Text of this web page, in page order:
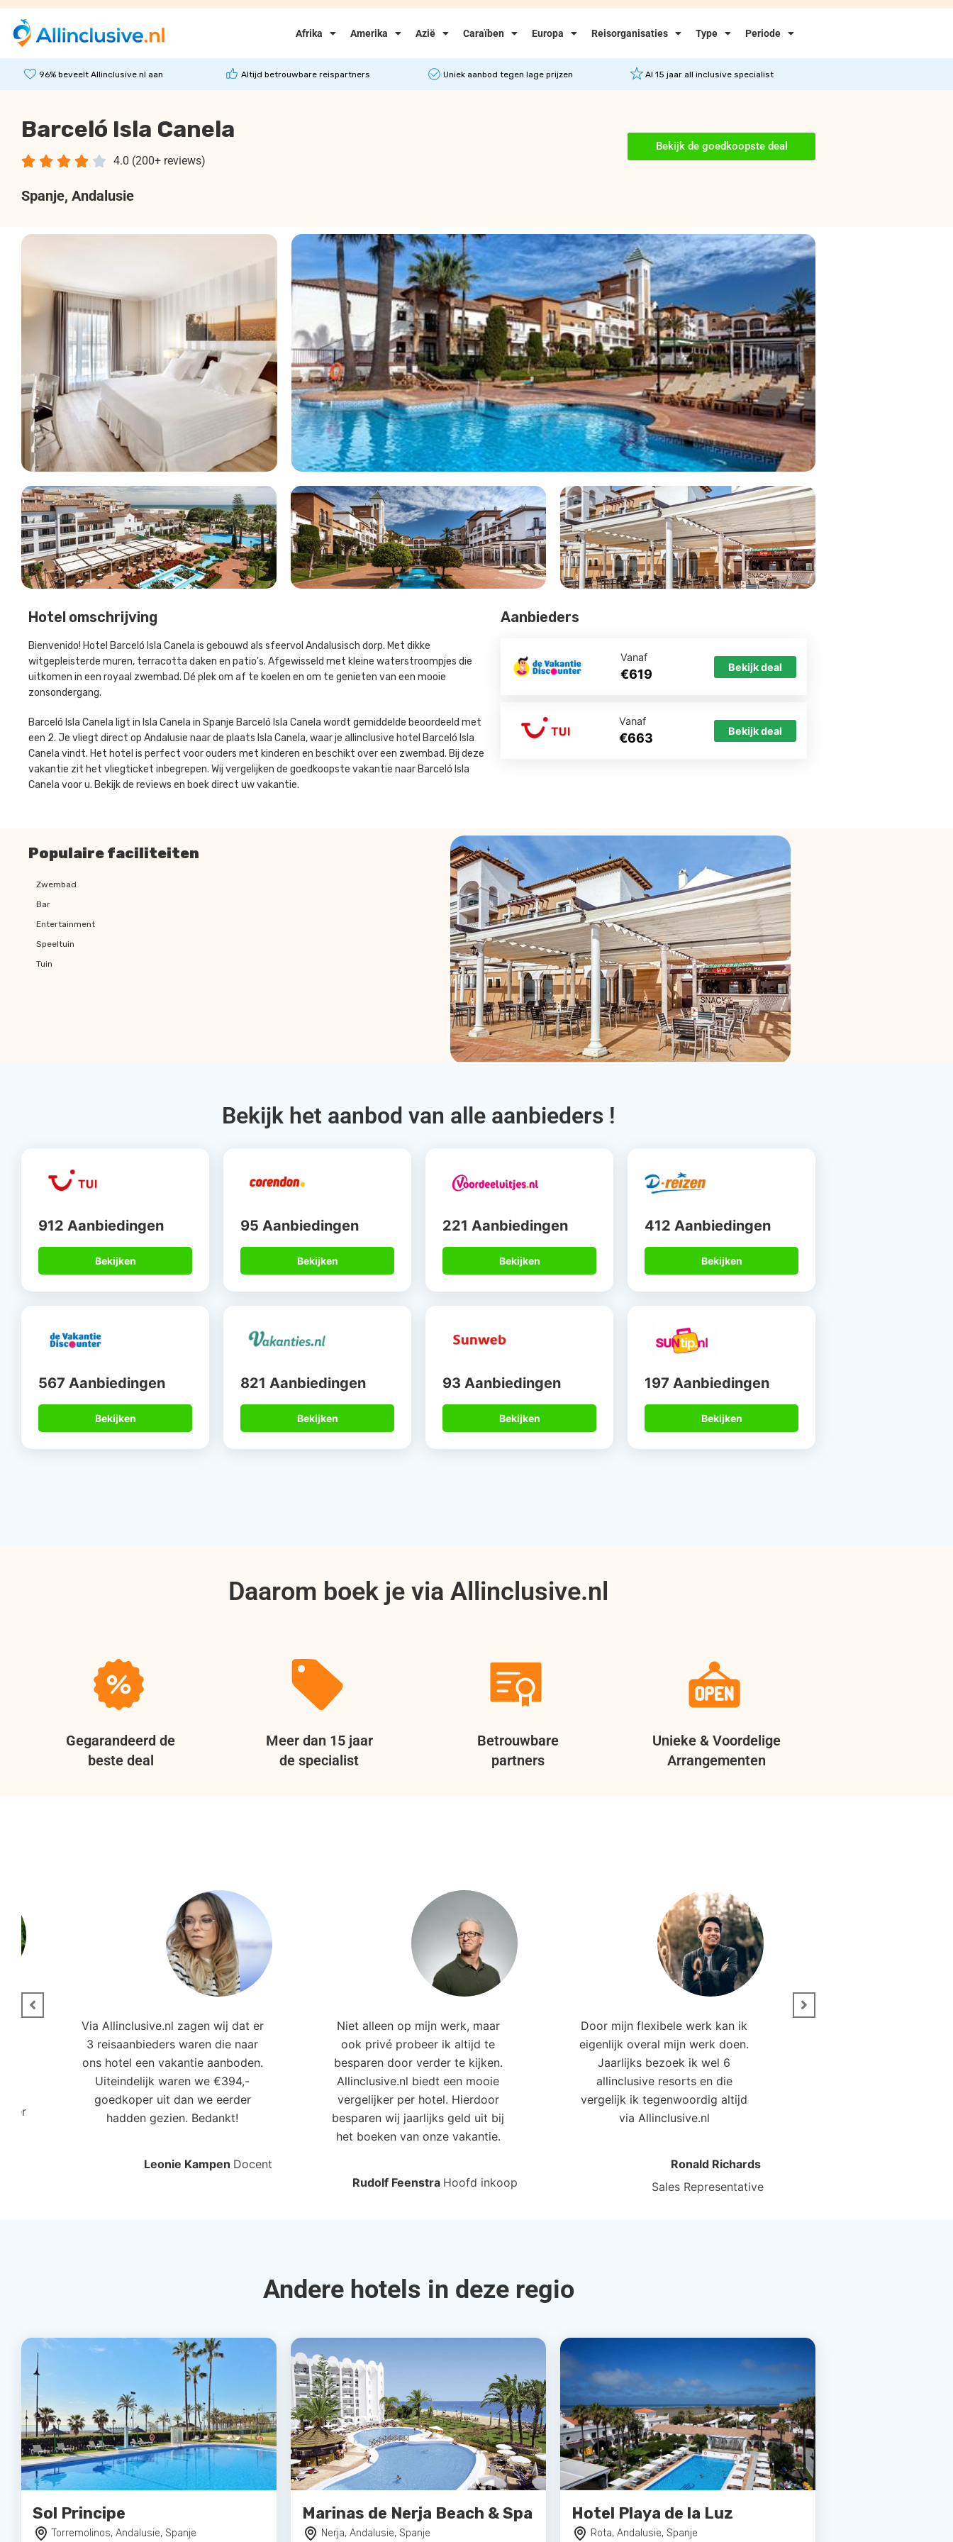
Afrika Amerika Azië Caraïben Europa Reisorganisaties Type Periode
96% beveelt Allinclusive.nl aan Altijd betrouwbare reispartners Uniek aanbod tegen lage prijzen Al 15 jaar all inclusive specialist
Barceló Isla Canela
4.0 (200+ reviews)
    
Spanje, Andalusie
Bekijk de goedkoopste deal
Hotel omschrijving
Bienvenido! Hotel Barceló Isla Canela is gebouwd als sfeervol Andalusisch dorp. Met dikke
witgepleisterde muren, terracotta daken en patio's. Afgewisseld met kleine waterstroompjes die
uitkomen in een royaal zwembad. Dé plek om af te koelen en om te genieten van een mooie
zonsondergang.
Barceló Isla Canela ligt in Isla Canela in Spanje Barceló Isla Canela wordt gemiddelde beoordeeld met
een 2. Je vliegt direct op Andalusie naar de plaats Isla Canela, waar je allinclusive hotel Barceló Isla
Canela vindt. Het hotel is perfect voor ouders met kinderen en beschikt over een zwembad. Bij deze
vakantie zit het vliegticket inbegrepen. Wij vergelijken de goedkoopste vakantie naar Barceló Isla
Canela voor u. Bekijk de reviews en boek direct uw vakantie.
Aanbieders
Vanaf
€619 Bekijk deal
Vanaf
€663 Bekijk deal
Populaire faciliteiten
Zwembad
Bar
Entertainment
Speeltuin
Tuin
Bekijk het aanbod van alle aanbieders !
912 Aanbiedingen
Bekijken
95 Aanbiedingen
Bekijken
221 Aanbiedingen
Bekijken
412 Aanbiedingen
Bekijken
567 Aanbiedingen
Bekijken
821 Aanbiedingen
Bekijken
93 Aanbiedingen
Bekijken
197 Aanbiedingen
Bekijken
Daarom boek je via Allinclusive.nl
Gegarandeerd de
beste deal
Meer dan 15 jaar
de specialist
Betrouwbare
partners
Unieke & Voordelige
Arrangementen
Via Allinclusive.nl zagen wij dat er
3 reisaanbieders waren die naar
ons hotel een vakantie aanboden.
Uiteindelijk waren we €394,-
goedkoper uit dan we eerder
hadden gezien. Bedankt!
Leonie Kampen Docent
Niet alleen op mijn werk, maar
ook privé probeer ik altijd te
besparen door verder te kijken.
Allinclusive.nl biedt een mooie
vergelijker per hotel. Hierdoor
besparen wij jaarlijks geld uit bij
het boeken van onze vakantie.
Rudolf Feenstra Hoofd inkoop
Door mijn flexibele werk kan ik
eigenlijk overal mijn werk doen.
Jaarlijks bezoek ik wel 6
allinclusive resorts en die
vergelijk ik tegenwoordig altijd
via Allinclusive.nl
Ronald Richards
Sales Representative
Andere hotels in deze regio
Sol Principe
Torremolinos, Andalusie, Spanje
Marinas de Nerja Beach & Spa
Nerja, Andalusie, Spanje
Hotel Playa de la Luz
Rota, Andalusie, Spanje